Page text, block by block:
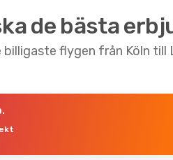
de bästa
billigaste flygen från Köln till